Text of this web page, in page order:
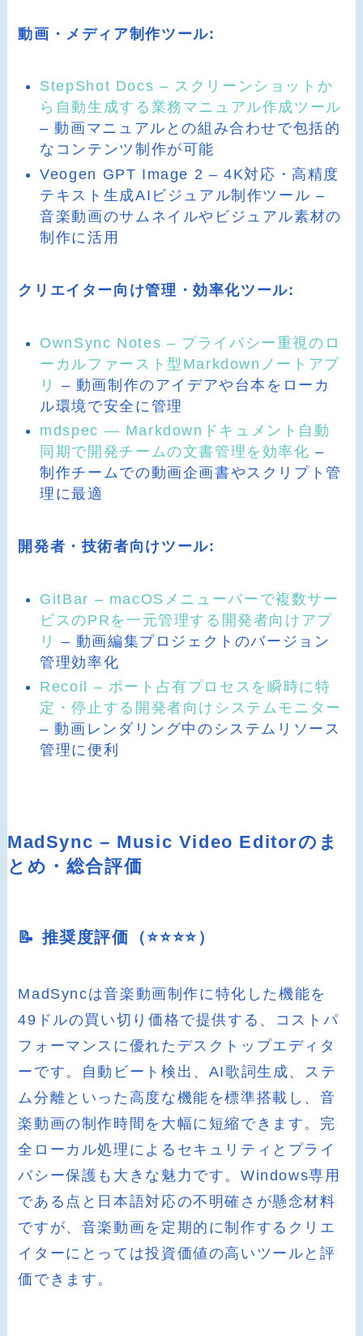
動画・メディア制作ツール:
StepShot Docs – スクリーンショットか
ら自動生成する業務マニュアル作成ツール
– 動画マニュアルとの組み合わせで包括的
なコンテンツ制作が可能
Veogen GPT Image 2 – 4K対応・高精度
テキスト生成AIビジュアル制作ツール –
音楽動画のサムネイルやビジュアル素材の
制作に活用
クリエイター向け管理・効率化ツール:
OwnSync Notes – プライバシー重視のロ
ーカルファースト型Markdownノートアプ
リ
– 動画制作のアイデアや台本をローカ
ル環境で安全に管理
mdspec — Markdownドキュメント自動
同期で開発チームの文書管理を効率化 –
制作チームでの動画企画書やスクリプト管
理に最適
開発者・技術者向けツール:
GitBar – macOSメニューバーで複数サー
ビスのPRを一元管理する開発者向けアプ
リ
– 動画編集プロジェクトのバージョン
管理効率化
Recoil – ポート占有プロセスを瞬時に特
定・停止する開発者向けシステムモニター
– 動画レンダリング中のシステムリソース
管理に便利
MadSync – Music Video Editorのま
とめ・総合評価
📝 推奨度評価（⭐️⭐️⭐️⭐️）
MadSyncは音楽動画制作に特化した機能を
49ドルの買い切り価格で提供する、コストパ
フォーマンスに優れたデスクトップエディタ
ーです。自動ビート検出、AI歌詞生成、ステ
ム分離といった高度な機能を標準搭載し、音
楽動画の制作時間を大幅に短縮できます。完
全ローカル処理によるセキュリティとプライ
バシー保護も大きな魅力です。Windows専用
である点と日本語対応の不明確さが懸念材料
ですが、音楽動画を定期的に制作するクリエ
イターにとっては投資価値の高いツールと評
価できます。